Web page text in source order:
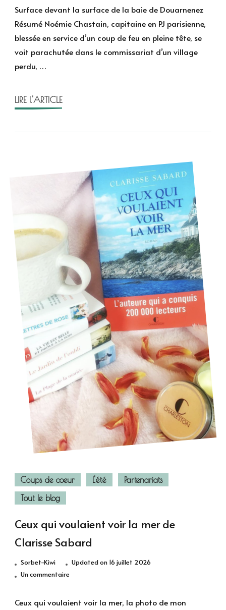
d’Olivier
Surface devant la surface de la baie de Douarnenez
Résumé Noémie Chastain, capitaine en PJ parisienne,
blessée en service d’un coup de feu en pleine tête, se
voit parachutée dans le commissariat d’un village
perdu, …
LIRE l'ARTICLE
Coups de coeur L'été
Partenariats
Tout le blog
Ceux qui voulaient voir la mer de
Clarisse Sabard
Sorbet-Kiwi Updated on 16 juillet 2026
Un commentairesur
Ceux qui voulaient voir la mer, la photo de mon